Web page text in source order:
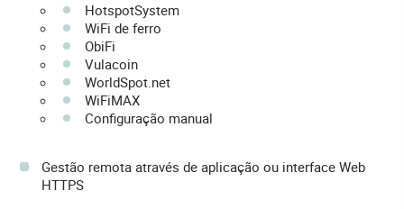
HotspotSystem
WiFi de ferro
ObiFi
Vulacoin
WorldSpot.net
WiFiMAX
Configuração manual
Gestão remota através de aplicação ou interface Web
HTTPS